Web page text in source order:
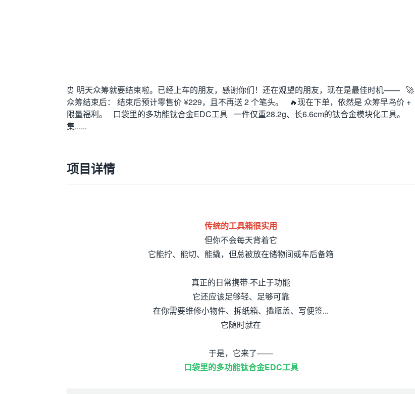
⏰ 明天众筹就要结束啦。已经上车的朋友，感谢你们！还在观望的朋友，现在是最佳时机—— 🚀
众筹结束后： 结束后预计零售价 ¥229，且不再送 2 个笔头。 🔥现在下单，依然是 众筹早鸟价 +
限量福利。 口袋里的多功能钛合金EDC工具 一件仅重28.2g、长6.6cm的钛合金模块化工具。
集......
项目详情
传统的工具箱很实用
但你不会每天背着它
它能拧、能切、能撬，但总被放在储物间或车后备箱
真正的日常携带·不止于功能
它还应该足够轻、足够可靠
在你需要维修小物件、拆纸箱、撬瓶盖、写便签...
它随时就在
于是，它来了——
口袋里的多功能钛合金EDC工具